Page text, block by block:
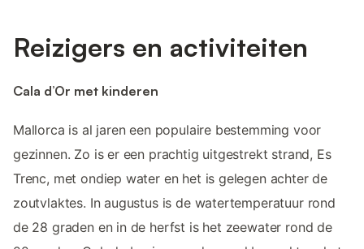
Reizigers en activiteiten
Cala d’Or met kinderen
Mallorca is al jaren een populaire bestemming voor
gezinnen. Zo is er een prachtig uitgestrekt strand, Es
Trenc, met ondiep water en het is gelegen achter de
zoutvlaktes. In augustus is de watertemperatuur rond
de 28 graden en in de herfst is het zeewater rond de